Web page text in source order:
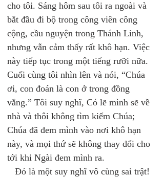
cho tôi. Sáng hôm sau tôi ra ngoài và
bắt đầu đi bộ trong công viên công
cộng, cầu nguyện trong Thánh Linh,
nhưng vẫn cảm thấy rất khô hạn. Việc
này tiếp tục trong một tiếng rưỡi nữa.
Cuối cùng tôi nhìn lên và nói, “Chúa
ơi, con đoán là con ở trong đồng
vắng.” Tôi suy nghĩ, Có lẽ mình sẽ về
nhà và thôi không tìm kiếm Chúa;
Chúa đã đem mình vào nơi khô hạn
này, và mọi thứ sẽ không thay đổi cho
tới khi Ngài đem mình ra.
Đó là một suy nghĩ vô cùng sai trật!